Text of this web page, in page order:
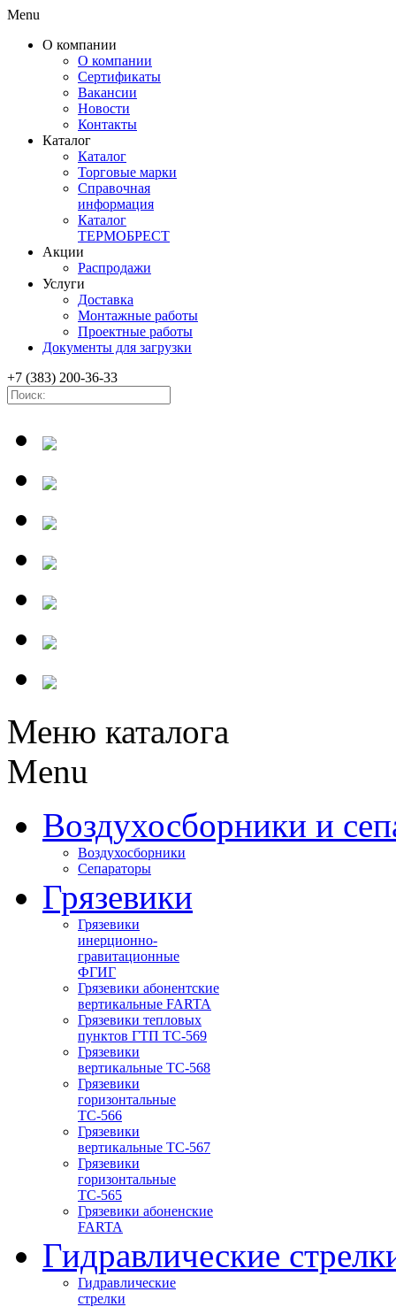
Menu
О компании
О компании
Сертификаты
Вакансии
Новости
Контакты
Каталог
Каталог
Торговые марки
Справочная
информация
Каталог
ТЕРМОБРЕСТ
Акции
Распродажи
Услуги
Доставка
Монтажные работы
Проектные работы
Документы для загрузки
+7 (383) 200-36-33
Меню каталога
Menu
Воздухосборники и
Воздухосборники
Сепараторы
Грязевики
Грязевики
инерционно-
гравитационные
ФГИГ
Грязевики абонентские
вертикальные FARTA
Грязевики тепловых
пунктов ГТП ТС-569
Грязевики
вертикальные ТС-568
Грязевики
горизонтальные
ТС-566
Грязевики
вертикальные ТС-567
Грязевики
горизонтальные
ТС-565
Грязевики абоненские
FARTA
Гидравлические
Гидравлические
стрелки